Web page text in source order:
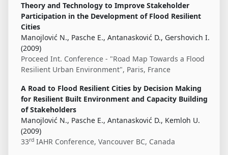
Theory and Technology to Improve Stakeholder
Participation in the Development of Flood Resilient
Cities
Manojlović N., Pasche E., Antanasković D., Gershovich I.
(2009)
Proceed Int. Conference - "Road Map Towards a Flood
Resilient Urban Environment", Paris, France
A Road to Flood Resilient Cities by Decision Making
for Resilient Built Environment and Capacity Building
of Stakeholders
Manojlović N., Pasche E., Antanasković D., Kemloh U.
(2009)
33rd IAHR Conference, Vancouver BC, Canada